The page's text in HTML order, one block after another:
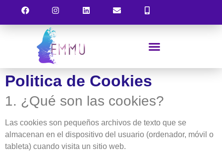
Politica de Cookies
1. ¿Qué son las cookies?
Las cookies son pequeños archivos de texto que se
almacenan en el dispositivo del usuario (ordenador, móvil o
tableta) cuando visita un sitio web.